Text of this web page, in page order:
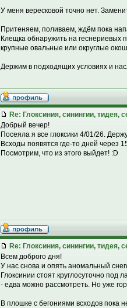
У меня вересковой точно нет.
Притеняем, поливаем, ждём пока
Клещка обнаружить на
крупные овальные или округлые
Держим в подходящих условиях и
Re: Глоксиния, синингии, тидея,
Добрый вечер!
Посеяла я все глоксики 4/01/26.
Всходы появятся где-то дней через
Посмотрим, что из этого выйдет! :D
Re: Глоксиния, синингии, тидея,
Всем доброго дня!
У нас снова и опять аномальный
Глоксинии стоят круглосуточно
- едва можно рассмотреть. Но уже
В плошке с бегониями всходов пока